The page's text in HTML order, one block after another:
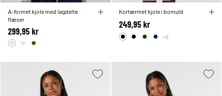
A-formet kjole med lagdelte
flæser
299,95 kr
Kortærmet kjole i bomuld
249,95 kr
+8